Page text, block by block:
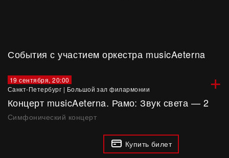
События с участием оркестра musicAeterna
+
19 сентября, 20:00
Санкт-Петербург | Большой зал филармонии
Концерт musicAeterna. Рамо: Звук света — 2
Симфонический концерт
Купить билет